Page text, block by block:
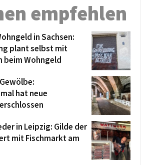
empfehlen
in Sachsen:
plant selbst mit
beim Wohngeld
hat neue
in Leipzig: Gilde der
mit Fischmarkt am